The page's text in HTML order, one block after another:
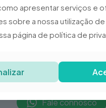
REF:N.D. Categorias:
Fale connosco
apresentar serviços e
sobre a nossa utilização
página de política de